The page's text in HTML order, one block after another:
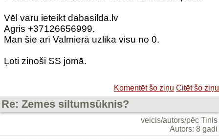
Vēl varu ieteikt dabasilda.lv
Agris +37126656999.
Man šie arī Valmierā uzlika visu no 0.
Ļoti zinoši SS jomā.
Komentēt šo ziņu Citēt šo ziņu
Re: Zemes siltumsūknis?
veicis/autors/pēc Tinis
Autors: 8 gadi